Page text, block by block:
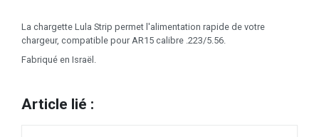
La chargette Lula Strip permet l'alimentation rapide de votre
chargeur, compatible pour AR15 calibre .223/5.56.
Fabriqué en Israël.
Article lié :